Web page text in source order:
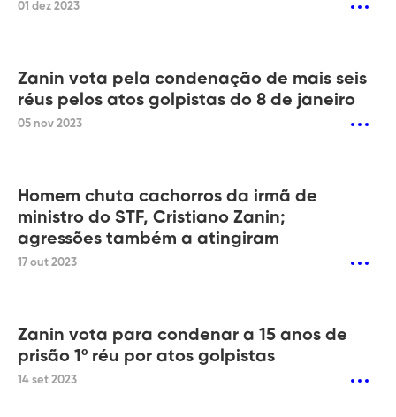
01 dez 2023
Zanin vota pela condenação de mais seis
réus pelos atos golpistas do 8 de janeiro
05 nov 2023
Homem chuta cachorros da irmã de
ministro do STF, Cristiano Zanin;
agressões também a atingiram
17 out 2023
Zanin vota para condenar a 15 anos de
prisão 1º réu por atos golpistas
14 set 2023